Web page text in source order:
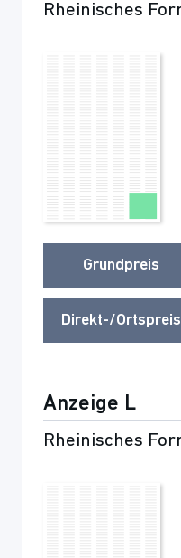
Rheinisches
Grundpreis
Direkt-/Ortspreis
Anzeige L
Rheinisches